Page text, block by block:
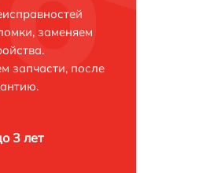
заменяем
запчасти, после
3 лет